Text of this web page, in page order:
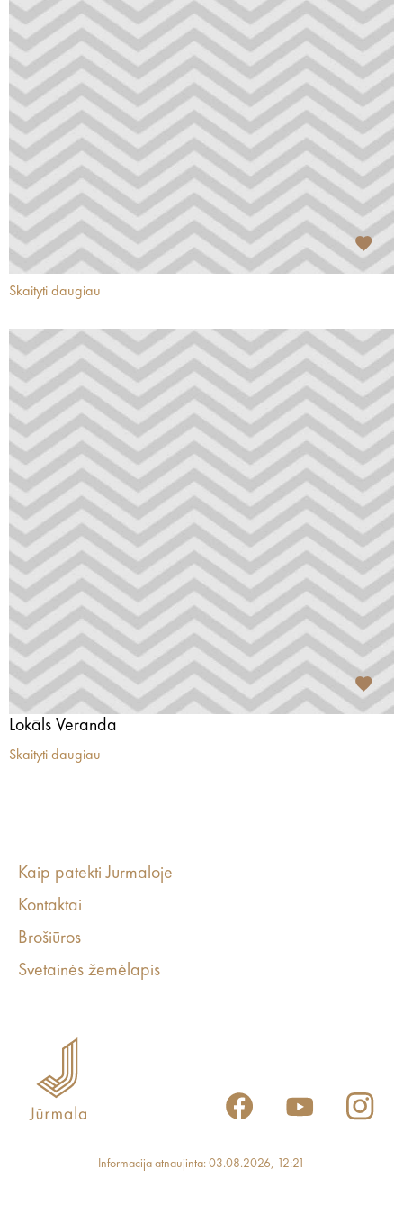
Skaityti daugiau
Lokāls Veranda
Skaityti daugiau
Kaip patekti Jurmaloje
Kontaktai
Brošiūros
Svetainės žemėlapis
Informacija atnaujinta: 03.08.2026, 12:21